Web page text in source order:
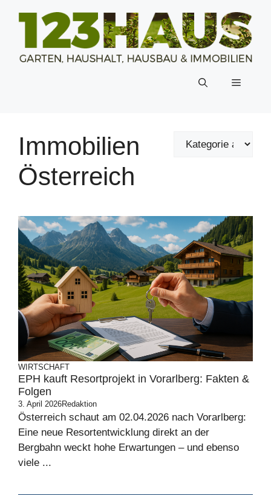
Inhalt
Menü
Immobilien
Österreich
WIRTSCHAFT
EPH kauft Resortprojekt in Vorarlberg: Fakten &
Folgen
3. April 2026Redaktion
Österreich schaut am 02.04.2026 nach Vorarlberg:
Eine neue Resortentwicklung direkt an der
Bergbahn weckt hohe Erwartungen – und ebenso
viele ...